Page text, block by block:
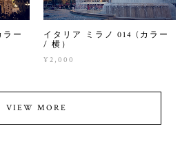
ー
イタリア ミラノ 014 (カラー
/ 横）
¥2,000
VIEW MORE